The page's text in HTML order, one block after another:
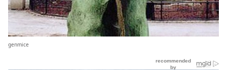
genmice